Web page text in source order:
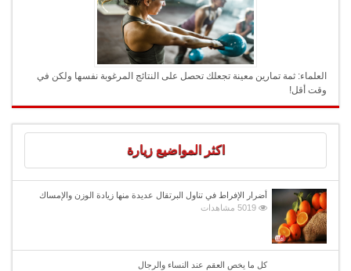
العلماء: ثمة تمارين معينة تجعلك تحصل على النتائج المرغوبة نفسها ولكن في
وقت أقل!
اكثر المواضيع زيارة
أضرار الإفراط في تناول البرتقال عديدة منها زيادة الوزن والإمساك
5019 مشاهدات
كل ما يخص العقم عند النساء والرجال